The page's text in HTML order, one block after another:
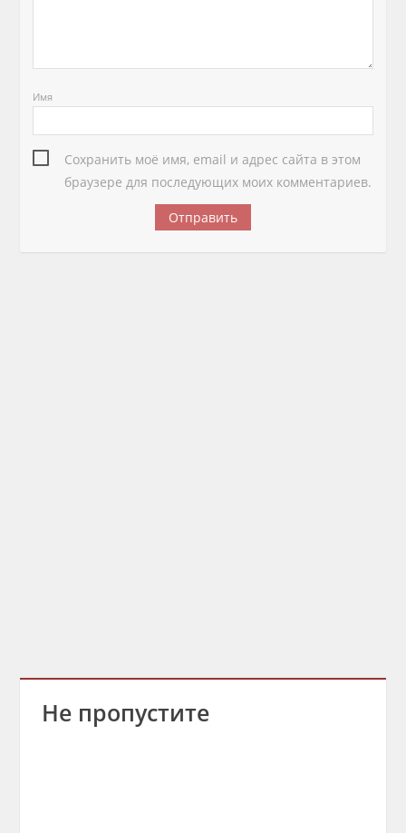
Имя
Сохранить моё имя, email и адрес сайта в этом
браузере для последующих моих комментариев.
Не пропустите